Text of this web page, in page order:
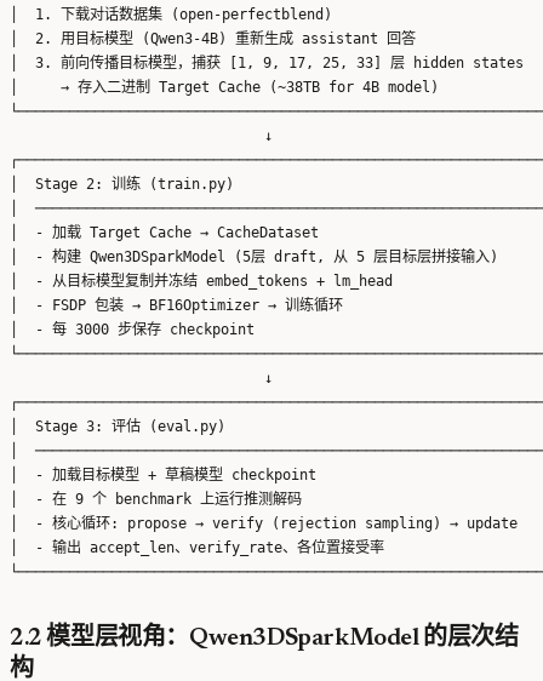
│  1. 下载对话数据集 (open-perfectblend)
│  2. 用目标模型 (Qwen3-4B) 重新生成 assistant 回答
│  3. 前向传播目标模型，捕获 [1, 9, 17, 25, 33] 层 hidden
│     → 存入二进制 Target Cache (~38TB for 4B model)
                              ↓
│  Stage 2: 训练 (train.py)
│
│  - 加载 Target Cache → CacheDataset
│  - 构建 Qwen3DSparkModel (5层 draft, 从 5 层目标层拼接输入)
│  - 从目标模型复制并冻结 embed_tokens + lm_head
│  - FSDP 包装 → BF16Optimizer → 训练循环
│  - 每 3000 步保存 checkpoint
                              ↓
│  Stage 3: 评估 (eval.py)
│
│  - 加载目标模型 + 草稿模型 checkpoint
│  - 在 9 个 benchmark 上运行推测解码
│  - 核心循环: propose → verify (rejection sampling) →
│  - 输出 accept_len、verify_rate、各位置接受率
2.2 模型层视角：Qwen3DSparkModel 的层次结
构